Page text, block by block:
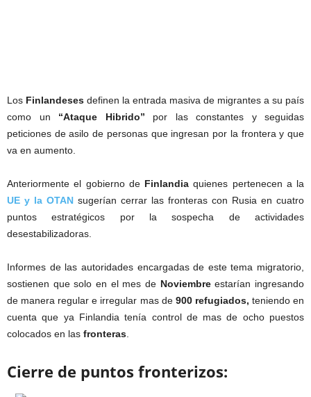
Los Finlandeses definen la entrada masiva de migrantes a su país
como un “Ataque Hibrido” por las constantes y seguidas
peticiones de asilo de personas que ingresan por la frontera y que
va en aumento.
Anteriormente el gobierno de Finlandia quienes pertenecen a la
UE y la OTAN sugerían cerrar las fronteras con Rusia en cuatro
puntos estratégicos por la sospecha de actividades
desestabilizadoras.
Informes de las autoridades encargadas de este tema migratorio,
sostienen que solo en el mes de Noviembreestarían ingresando
de manera regular e irregular mas de 900 refugiados, teniendo en
cuenta que ya Finlandia tenía control de mas de ocho puestos
colocados en las fronteras.
Cierre de puntos fronterizos: